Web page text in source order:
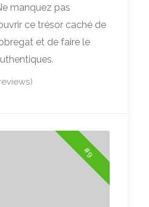
manquez pas
ce trésor caché de
et de faire le
#9